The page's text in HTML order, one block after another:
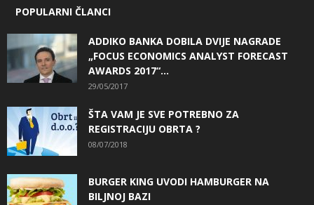
POPULARNI ČLANCI
ADDIKO BANKA DOBILA DVIJE NAGRADE
„FOCUS ECONOMICS ANALYST FORECAST
AWARDS 2017“...
29/05/2017
ŠTA VAM JE SVE POTREBNO ZA
REGISTRACIJU OBRTA ?
08/07/2018
BURGER KING UVODI HAMBURGER NA
BILJNOJ BAZI